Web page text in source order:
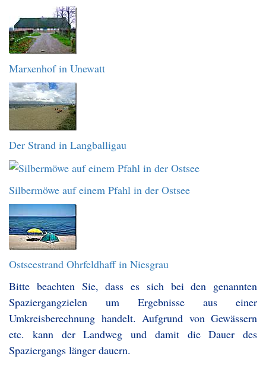
Marxenhof in Unewatt
Der Strand in Langballigau
Silbermöwe auf einem Pfahl in der Ostsee
Ostseestrand Ohrfeldhaff in Niesgrau
Bitte beachten Sie, dass es sich bei den genannten
Spaziergangzielen um Ergebnisse aus einer
Umkreisberechnung handelt. Aufgrund von Gewässern
etc. kann der Landweg und damit die Dauer des
Spaziergangs länger dauern.